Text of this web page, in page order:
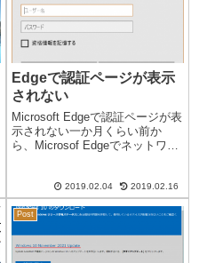
Edgeで認証ページが表示
されない
Microsoft Edgeで認証ページが表
示されない一か月くらい前か
ら、Microsof Edgeでネットワー
ている。上記入力画面さえ出な
い。これは、InternetExproler...
2019.02.04 2019.02.16
Post